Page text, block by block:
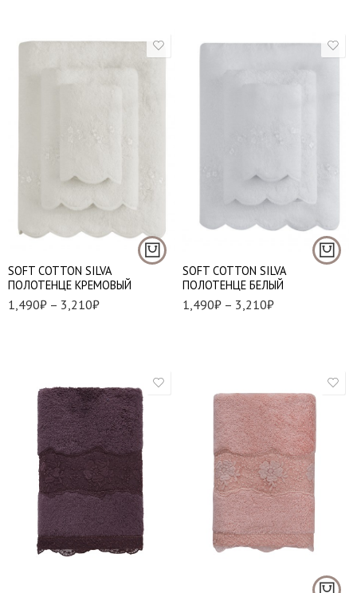
SOFT СOTTON SILVA
ПОЛОТЕНЦЕ КРЕМОВЫЙ
1,490₽ – 3,210₽
50*100 см. - 1 шт.
85*150 см. - 1 шт.
SOFT СOTTON SILVA
ПОЛОТЕНЦЕ БЕЛЫЙ
1,490₽ – 3,210₽
50*100 см. - 1 шт.
85*150 см. - 1 шт.
50*100 см. - 1 шт.